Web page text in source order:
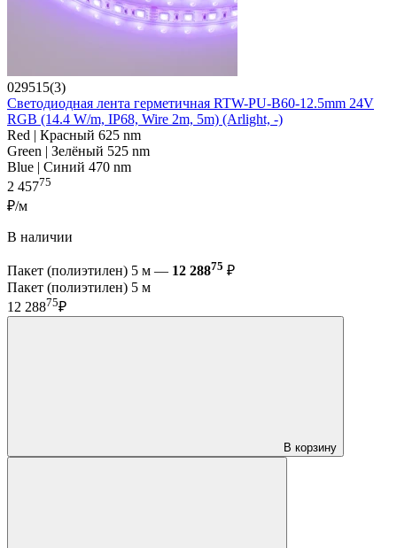
029515(3)
Светодиодная лента герметичная RTW-PU-B60-12.5mm 24V
RGB (14.4 W/m, IP68, Wire 2m, 5m) (Arlight, -)
Red | Красный 625 nm
Green | Зелёный 525 nm
Blue | Синий 470 nm
2 45775
₽/м
В наличии
Пакет (полиэтилен) 5 м — 12 28875 ₽
Пакет (полиэтилен) 5 м
12 28875₽
В корзину